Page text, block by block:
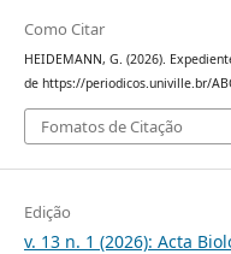
Como Citar
HEIDEMANN, G. (2026).
de https://periodicos.univille.br/
Fomatos de Citação
Edição
v. 13 n. 1 (2026): Acta